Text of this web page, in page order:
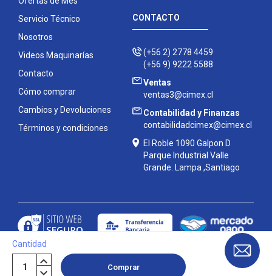
Cantidad
Comprar
Servicio Técnico
Nosotros
Videos Maquinarías
Contacto
Cómo comprar
Cambios y Devoluciones
Términos y condiciones
CONTACTO
(+56 2) 2778 4459
(+56 9) 9222 5588
Ventas
ventas3@cimex.cl
Contabilidad y Finanzas
contabilidadcimex@cimex.cl
El Roble 1090 Galpon D
Parque Industrial Valle
Grande. Lampa ,Santiago
Copyright © Cimex 2026|Mapa del sitio | Powered by Enexum